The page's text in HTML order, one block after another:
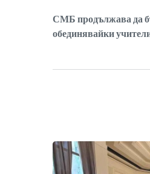
СМБ продължава да
обединявайки